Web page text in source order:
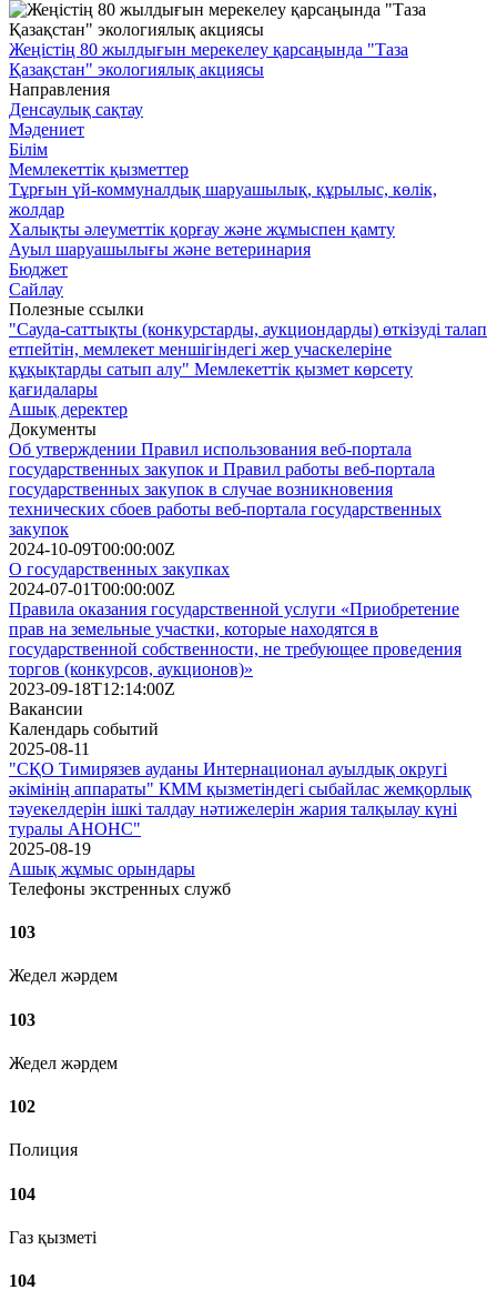
Жеңістің 80 жылдығын мерекелеу қарсаңында "Таза
Қазақстан" экологиялық акциясы
Направления
Денсаулық сақтау
Мәдениет
Білім
Мемлекеттік қызметтер
Тұрғын үй-коммуналдық шаруашылық, құрылыс, көлік,
жолдар
Халықты әлеуметтік қорғау және жұмыспен қамту
Ауыл шаруашылығы және ветеринария
Бюджет
Сайлау
Полезные ссылки
"Сауда-саттықты (конкурстарды, аукциондарды) өткізуді талап
етпейтін, мемлекет меншігіндегі жер учаскелеріне
құқықтарды сатып алу" Мемлекеттік қызмет көрсету
қағидалары
Ашық деректер
Документы
Об утверждении Правил использования веб-портала
государственных закупок и Правил работы веб-портала
государственных закупок в случае возникновения
технических сбоев работы веб-портала государственных
закупок
2024-10-09T00:00:00Z
О государственных закупках
2024-07-01T00:00:00Z
Правила оказания государственной услуги «Приобретение
прав на земельные участки, которые находятся в
государственной собственности, не требующее проведения
торгов (конкурсов, аукционов)»
2023-09-18T12:14:00Z
Вакансии
Календарь событий
2025-08-11
"СҚО Тимирязев ауданы Интернационал ауылдық округі
әкімінің аппараты" КММ қызметіндегі сыбайлас жемқорлық
тәуекелдерін ішкі талдау нәтижелерін жария талқылау күні
туралы АНОНС"
2025-08-19
Ашық жұмыс орындары
Телефоны экстренных служб
103
Жедел жәрдем
103
Жедел жәрдем
102
Полиция
104
Газ қызметі
104